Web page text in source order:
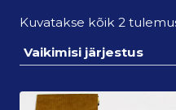
Kuvatakse kõik 2